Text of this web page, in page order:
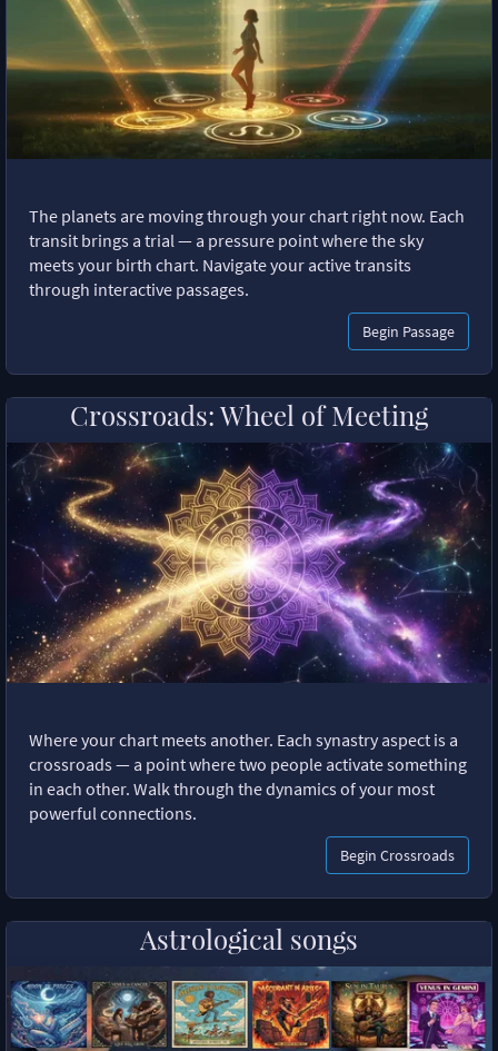
The planets are moving through your chart right now. Each
transit brings a trial — a pressure point where the sky
meets your birth chart. Navigate your active transits
through interactive passages.
Begin Passage
Crossroads: Wheel of Meeting
Where your chart meets another. Each synastry aspect is a
crossroads — a point where two people activate something
in each other. Walk through the dynamics of your most
powerful connections.
Begin Crossroads
Astrological songs